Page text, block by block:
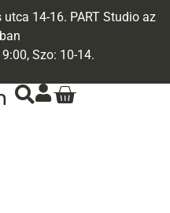
14-16. PART Studio az
Szo: 10-14.